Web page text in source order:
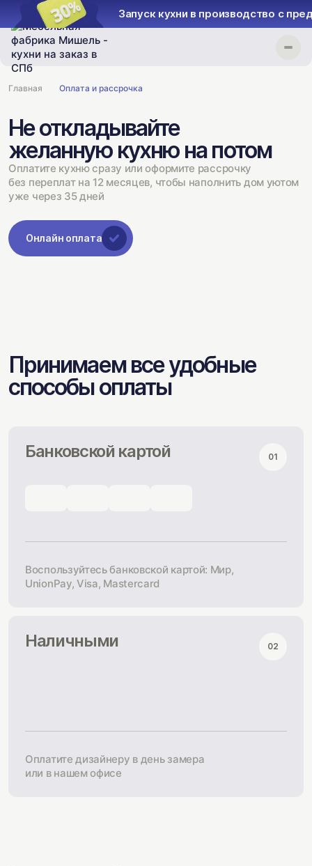
Запуск кухни в производство с
Главная Оплата и рассрочка
Не откладывайте
желанную кухню на потом
Оплатите кухню сразу или оформите рассрочку
без переплат на 12 месяцев, чтобы наполнить дом уютом
уже через 35 дней
Онлайн оплата
Принимаем все удобные
способы оплаты
Банковской картой 01
Воспользуйтесь банковской картой: Мир,
UnionPay, Visa, Mastercard
Наличными 02
Оплатите дизайнеру в день замера
или в нашем офисе